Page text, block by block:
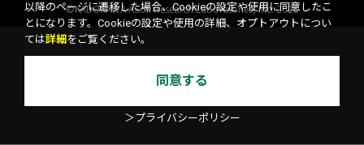
©KADOKAWA ASCII Research Laboratories, Inc. 2026
以降のページに遷移した場合、Cookieの設定や使用に同意したこ
とになります。Cookieの設定や使用の詳細、オプトアウトについ
ては詳細 をご覧ください。
同意する
＞プライバシーポリシー